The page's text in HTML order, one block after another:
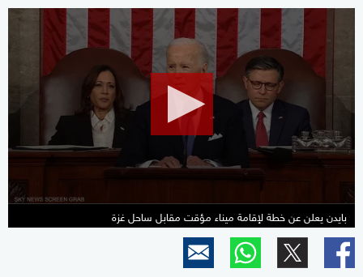
بايدن يعلن عن خطة لإقامة ميناء مؤقت مقابل ساحل غزة